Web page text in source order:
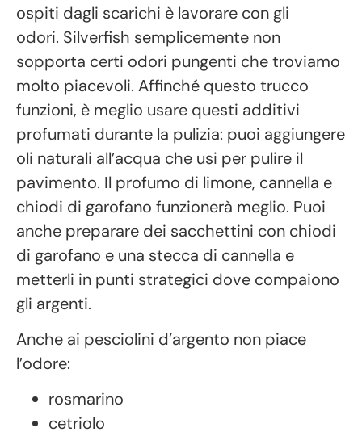
ospiti dagli scarichi è lavorare con gli
odori. Silverfish semplicemente non
sopporta certi odori pungenti che troviamo
molto piacevoli. Affinché questo trucco
funzioni, è meglio usare questi additivi
profumati durante la pulizia: puoi aggiungere
oli naturali all’acqua che usi per pulire il
pavimento. Il profumo di limone, cannella e
chiodi di garofano funzionerà meglio. Puoi
anche preparare dei sacchettini con chiodi
di garofano e una stecca di cannella e
metterli in punti strategici dove compaiono
gli argenti.
Anche ai pesciolini d’argento non piace
l’odore:
rosmarino
cetriolo